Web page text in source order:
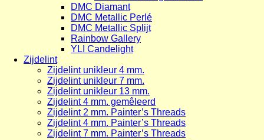
DMC Diamant
DMC Metallic Perlé
DMC Metallic Splijt
Rainbow Gallery
YLI Candelight
Zijdelint
Zijdelint unikleur 4 mm.
Zijdelint unikleur 7 mm.
Zijdelint unikleur 13 mm.
Zijdelint 4 mm. gemêleerd
Zijdelint 2 mm. Painter’s Threads
Zijdelint 4 mm. Painter’s Threads
Zijdelint 7 mm. Painter’s Threads